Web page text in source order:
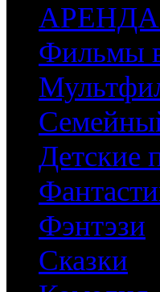
АРЕНДА
Фильмы
Детские
Фэнтэзи
Сказки